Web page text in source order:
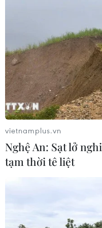
Bế mạc Hội thi lực
bảo vệ an ninh, trật tự
toàn quốc
07/08/2026 15:57
Khởi tố, truy nã 3 đối
động nhằm lật đổ
dân
Bảo mẫu tại cơ sở
nhận hành vi bạo hành
vietnamplus.vn
Nghệ An: Sạt lở
tạm thời tê liệt